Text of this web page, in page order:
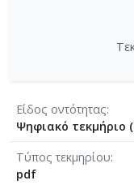
Είδος οντότητας
Ψηφιακό τεκμήριο
Τύπος τεκμηρίου
pdf